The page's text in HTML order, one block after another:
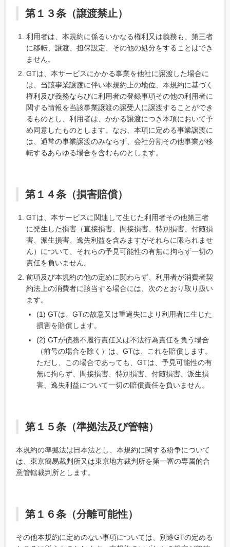
第１３条（譲渡禁止）
利用者は、本規約に係るいかなる権利又は義務も、第三者
に移転、譲渡、担保設定、その他の処分をすることはでき
ません。
GTは、本サービスにかかる事業を他社に譲渡した場合に
は、当該事業譲渡に伴い本規約上の地位、本規約に基づく
権利及び義務ならびに利用者の登録事項その他の利用者に
関する情報を当該事業譲渡の譲受人に譲渡することができ
るものとし、利用者は、かかる譲渡につき本項において予
め同意したものとします。なお、本項に定める事業譲渡に
は、通常の事業譲渡のみならず、会社分割その他事業が移
転するあらゆる場合を含むものとします。
第１４条（損害賠償）
GTは、本サービスに関連して生じた利用者その他第三者
に発生した損害（直接損害、間接損害、特別損害、付随損
害、派生損害、逸失利益を含みますがそれらに限られませ
ん）について、それらの予見可能性の有無に拘らず一切の
責任を負いません。
前項及び本規約の他の定めに関わらず、利用者が消費者契
約法上の消費者に該当する場合には、次のとおり取り扱い
ます。
(1) GTは、GTの故意又は重過失により利用者に生じた
損害を賠償します。
(2) GTが債務不履行責任又は不法行為責任を負う場合
（前号の場合を除く）は、GTは、これを賠償します。
ただし、この場合であっても、GTは、予見可能性の有
無に拘らず、間接損害、特別損害、付随損害、派生損
害、逸失利益について一切の賠償責任を負いません。
第１５条（準拠法及び管轄）
本規約の準拠法は日本法とし、本規約に関する紛争について
は、東京簡易裁判所又は東京地方裁判所を第一審の専属的合
意管轄裁判所とします。
第１６条（分離可能性）
その他本規約に定めのない事項については、別途GTの定める